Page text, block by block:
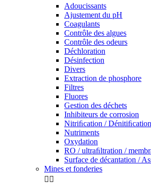
Adoucissants
Ajustement du pH
Coagulants
Contrôle des algues
Contrôle des odeurs
Déchloration
Désinfection
Divers
Extraction de phosphore
Filtres
Fluores
Gestion des déchets
Inhibiteurs de corrosion
Nitriﬁcation / Dénitiﬁcation
Nutriments
Oxydation
RO / ultraﬁltration /
Surface de décantation /
Mines et fonderies
 